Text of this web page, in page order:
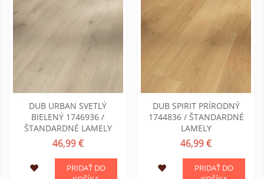
DUB URBAN SVETLÝ
BIELENÝ 1746936 /
ŠTANDARDNÉ LAMELY
46,99 €
PRIDAŤ DO
DUB SPIRIT PRÍRODNÝ
1744836 / ŠTANDARDNÉ
LAMELY
46,99 €
PRIDAŤ DO